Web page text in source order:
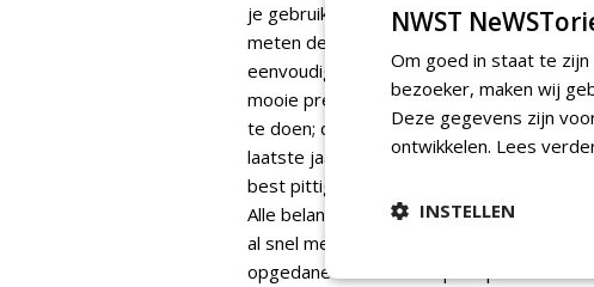
je gebruikt. Dat komt elk jaar terug,
meten de deelnemers elk jaar een
eenvoudige tekening op schaal worden
mooie presentatie.' Dat laatste beaamt
te doen; door mijn jarenlange interesse
laatste jaar moesten berekenen, heeft
best pittig!'
Alle belangrijke aspecten komen in het
al snel merken dat hun vakkennis groeit.
opgedane kennis echt op z'n plaats. En in
NWST
Om goed in staat te
bezoeker, maken wij
Deze gegevens zijn
ontwikkelen. Lees
INSTELLEN